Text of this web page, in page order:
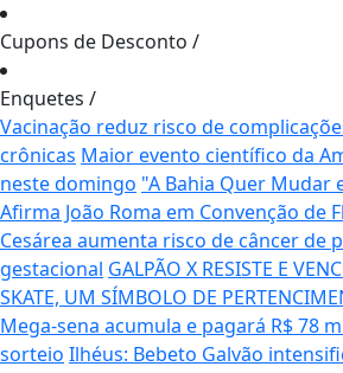
Cupons de Desconto /
Enquetes /
Vacinação reduz risco de
crônicas Maior evento científico da
neste domingo "A Bahia Quer Mudar
Afirma João Roma em Convenção de
Cesárea aumenta risco de câncer de
gestacional GALPÃO X RESISTE E
SKATE, UM SÍMBOLO DE
Mega-sena acumula e pagará R$ 78
sorteio Ilhéus: Bebeto Galvão